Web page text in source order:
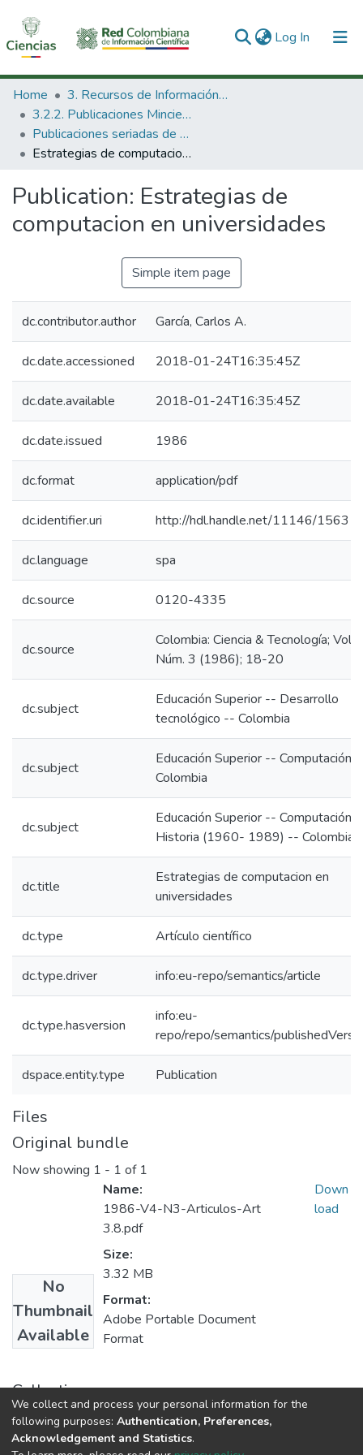
Log In (current)
Communities & Collections
All of DSpace
Statistics
Home
3. Recursos de Información Científica y Tecnológica
3.2.2. Publicaciones Minciencias
Publicaciones seriadas de Minciencias
Estrategias de computacion en universidades
Publication: Estrategias de
computacion en universidades
Simple item page
dc.contributor.author García, Carlos A.
dc.date.accessioned 2018-01-24T16:35:45Z
dc.date.available 2018-01-24T16:35:45Z
dc.date.issued 1986
dc.format application/pdf
dc.identifier.uri http://hdl.handle.net/11146/1563
dc.language spa
dc.source 0120-4335
dc.source
Colombia: Ciencia & Tecnología; Vol.
Núm. 3 (1986); 18-20
dc.subject
Educación Superior -- Desarrollo
tecnológico -- Colombia
dc.subject
Educación Superior -- Computación
Colombia
dc.subject
Educación Superior -- Computación
Historia (1960- 1989) -- Colombia
dc.title
Estrategias de computacion en
universidades
dc.type Artículo científico
dc.type.driver info:eu-repo/semantics/article
dc.type.hasversion
info:eu-
repo/repo/semantics/
dspace.entity.type Publication
Files
Original bundle
Now showing 1 - 1 of 1
No
Thumbnail
Available
Name:
1986-V4-N3-Articulos-Art
3.8.pdf
Size:
3.32 MB
Format:
Adobe Portable Document
Format
Down
load
Collections
Publicaciones seriadas de Minciencias
We collect and process your personal information for the
following purposes: Authentication, Preferences,
Acknowledgement and Statistics.